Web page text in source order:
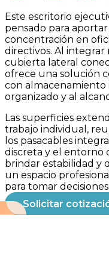
Kenza
Este escritorio
pensado para
concentración en
directivos. Al integrar
cubierta lateral
ofrece una solución
con
organizado y al
Las superficies
trabajo individual,
los pasacables
discreta y el entorno
brindar estabilidad y
un espacio
para tomar
Solicitar